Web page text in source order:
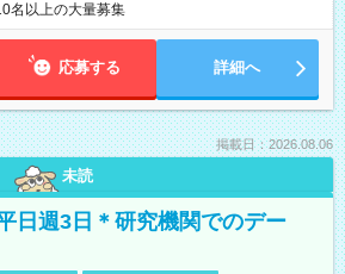
名以上の大量募集
応募する 詳細へ
掲載日：2026.08.06
未読
日週3日＊研究機関でのデー